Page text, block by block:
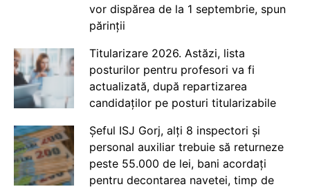
vor dispărea de la 1 septembrie, spun
părinții
Titularizare 2026. Astăzi, lista
posturilor pentru profesori va fi
actualizată, după repartizarea
candidaților pe posturi titularizabile
Șeful ISJ Gorj, alți 8 inspectori și
personal auxiliar trebuie să returneze
peste 55.000 de lei, bani acordați
pentru decontarea navetei, timp de